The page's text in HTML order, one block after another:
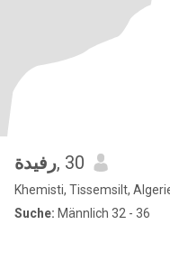
رفيدة, 30
Khemisti, Tissemsilt,
Suche: Männlich 32 - 36